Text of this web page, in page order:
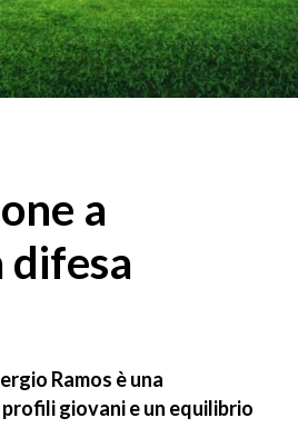
a
difesa
Ramos è una
giovani e un equilibrio